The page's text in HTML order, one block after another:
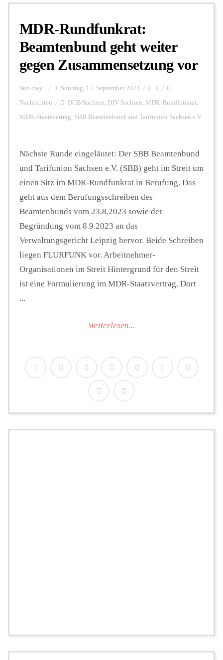
Personalien
Hintergrund
FUNKTURM-Beiträge
Seminare
Unterstützen
MDR-Rundfunkrat:
Beamtenbund geht weiter
gegen Zusammensetzung vor
Von owy Sonntag, 17. September 2023 0
Nachrichten DGB Sachsen, DJV Sachsen, MDR-Rundfunkrat,
MDR-Staatsvertrag, SBB Beamtenbund und Tarifunion Sachsen e.V.
Nächste Runde eingeläutet: Der SBB Beamtenbund
und Tarifunion Sachsen e.V. (SBB) geht im Streit um
einen Sitz im MDR-Rundfunkrat in Berufung. Das
geht aus dem Berufungsschreiben des
Beamtenbunds vom 23.8.2023 sowie der
Begründung vom 8.9.2023 an das
Verwaltungsgericht Leipzig hervor. Beide Schreiben
liegen FLURFUNK vor. Arbeitnehmer-
Organisationen im Streit Hintergrund für den Streit
ist eine Formulierung im MDR-Staatsvertrag. Dort
...
Weiterlesen...